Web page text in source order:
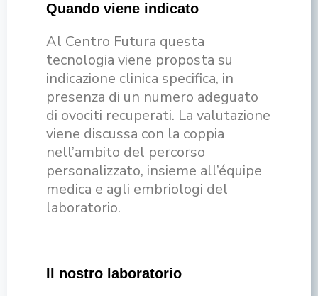
Quando viene indicato
Al Centro Futura questa
tecnologia viene proposta su
indicazione clinica specifica, in
presenza di un numero adeguato
di ovociti recuperati. La valutazione
viene discussa con la coppia
nell’ambito del percorso
personalizzato, insieme all’équipe
medica e agli embriologi del
laboratorio.
Il nostro laboratorio